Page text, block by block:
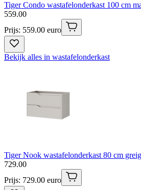
Tiger Condo wastafelonderkast 100 cm
559.00
Prijs: 559.00 euro
Bekijk alles in wastafelonderkast
Tiger Nook wastafelonderkast 80 cm
729.00
Prijs: 729.00 euro